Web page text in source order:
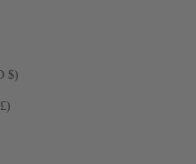
Trinidad e Tobago (TTD $)
Tristan da Cunha (GBP £)